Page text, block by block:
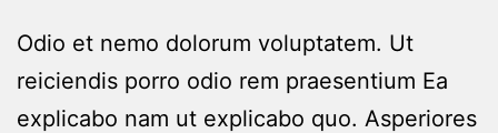
Odio et nemo dolorum voluptatem. Ut
reiciendis porro odio rem praesentium Ea
explicabo nam ut explicabo quo. Asperiores